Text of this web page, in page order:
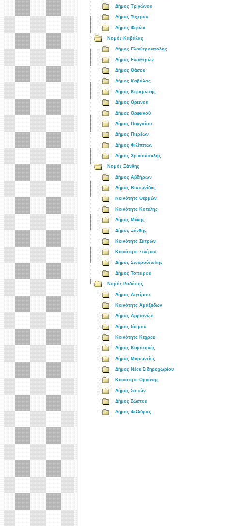
Δήμος Τριγώνου
Δήμος Τυχερού
Δήμος Φερών
Νομός Καβάλας
Δήμος Ελευθερούπολης
Δήμος Ελευθερών
Δήμος Θάσου
Δήμος Καβάλας
Δήμος Κεραμωτής
Δήμος Ορεινού
Δήμος Ορφανού
Δήμος Παγγαίου
Δήμος Πιερέων
Δήμος Φιλίππων
Δήμος Χρυσούπολης
Νομός Ξάνθης
Δήμος Αβδήρων
Δήμος Βιστωνίδος
Κοινότητα Θερμών
Κοινότητα Κοτύλης
Δήμος Μύκης
Δήμος Ξάνθης
Κοινότητα Σατρών
Κοινότητα Σελέρου
Δήμος Σταυρούπολης
Δήμος Τοπείρου
Νομός Ροδόπης
Δήμος Αιγείρου
Κοινότητα Αμαξάδων
Δήμος Αρριανών
Δήμος Ιάσμου
Κοινότητα Κέχρου
Δήμος Κομοτηνής
Δήμος Μαρωνείας
Δήμος Νέου Σιδηροχωρίου
Κοινότητα Οργάνης
Δήμος Σαπών
Δήμος Σώστου
Δήμος Φιλλύρας